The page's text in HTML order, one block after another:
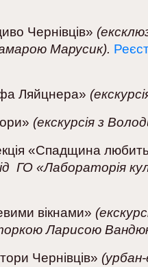
Чернівців»
Марусик).
Ляйцнера»
(екскурсія з
«Спадщина любить
ГО «Лабораторія
вікнами»
Ларисою
Чернівців»